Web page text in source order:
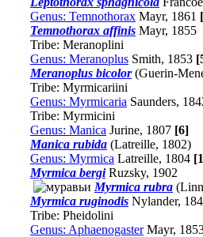
Genus: Temnothorax Mayr, 1861
Temnothorax affinis Mayr, 1855
Tribe: Meranoplini
Genus: Meranoplus Smith, 1853
Meranoplus bicolor(Guerin-
Tribe: Myrmicariini
Genus: Myrmicaria Saunders,
Tribe: Myrmicini
Genus: Manica Jurine, 1807 [6]
Manica rubida (Latreille, 1802)
Genus: Myrmica Latreille, 1804
Myrmica bergiRuzsky, 1902
Myrmica rubra
Myrmica ruginodis Nylander,
Tribe: Pheidolini
Genus: AphaenogasterMayr,